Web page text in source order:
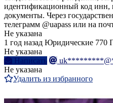
идентификационный код инн,
документы. Через
телеграмм @uapass или на
Не указана
1 год назад Юридические 770
Не указана
Написать
Не указана
Удалить из избранного